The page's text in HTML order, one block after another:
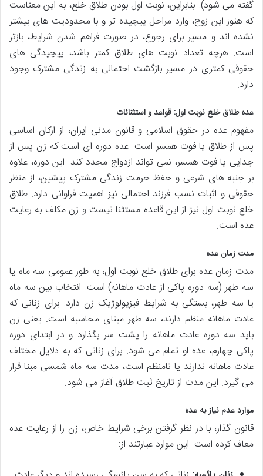
گفته می شود). بنابراین، نوبت اول بودن طلاق خلع، به این معناست
که هنوز این زوج، وارد مراحل پیچیده تر و با محدودیت های بیشتر
نشده اند و مسیر برای رجوع، در صورت فراهم شدن شرایط، بازتر
است. هرچه تعداد نوبت های طلاق کمتر باشد، پیچیدگی های
حقوقی کمتری در مسیر بازگشت احتمالی به زندگی مشترک وجود
دارد.
عده طلاق خلع نوبت اول: قواعد و استثنائات
مفهوم عده در حقوق اسلامی و قانون مدنی ایران، از ارکان اساسی
پس از طلاق یا فوت همسر است. عده دوره ای است که زن پس از
جدایی یا فوت همسر، نمی تواند ازدواج مجدد کند. این دوره، علاوه
بر جنبه های شرعی و حفظ حرمت زندگی مشترک پیشین، از منظر
حقوقی و اثبات نسب فرزند احتمالی نیز اهمیت فراوانی دارد. طلاق
خلع نوبت اول نیز از این قاعده مستثنا نیست و زن مکلف به رعایت
عده است.
مدت زمان عده
مدت زمان عده برای طلاق خلع نوبت اول، به طور عمومی سه ماه یا
سه طهر (سه دوره پاکی از عادت ماهانه) است. انتخاب بین سه ماه
یا سه طهر، بستگی به شرایط فیزیولوژیک زن دارد. برای زنانی که
عادت ماهانه منظم دارند، سه طهر مبنای محاسبه است. یعنی زن
باید سه دوره عادت ماهانه را پشت سر بگذارد و در ابتدای دوره
پاکی چهارم، عده او تمام می شود. برای زنانی که به دلایل مختلف
عادت ماهانه ندارند یا نامنظم است، مدت سه ماه شمسی مبنا قرار
می گیرد. این مدت از تاریخ ثبت طلاق آغاز می شود.
موارد عدم نیاز به عده
قانون گذار، با در نظر گرفتن برخی شرایط خاص، زن را از رعایت عده
معاف کرده است. این موارد عبارتند از: